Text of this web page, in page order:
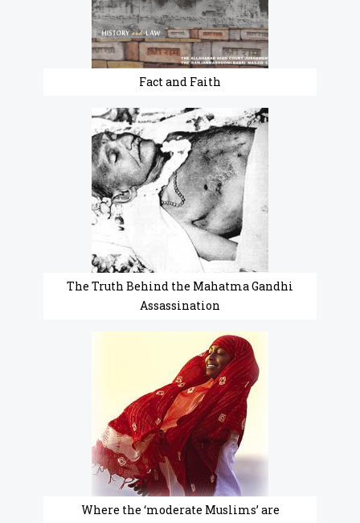
Fact and Faith
The Truth Behind the Mahatma Gandhi
Assassination
Where the ‘moderate Muslims’ are